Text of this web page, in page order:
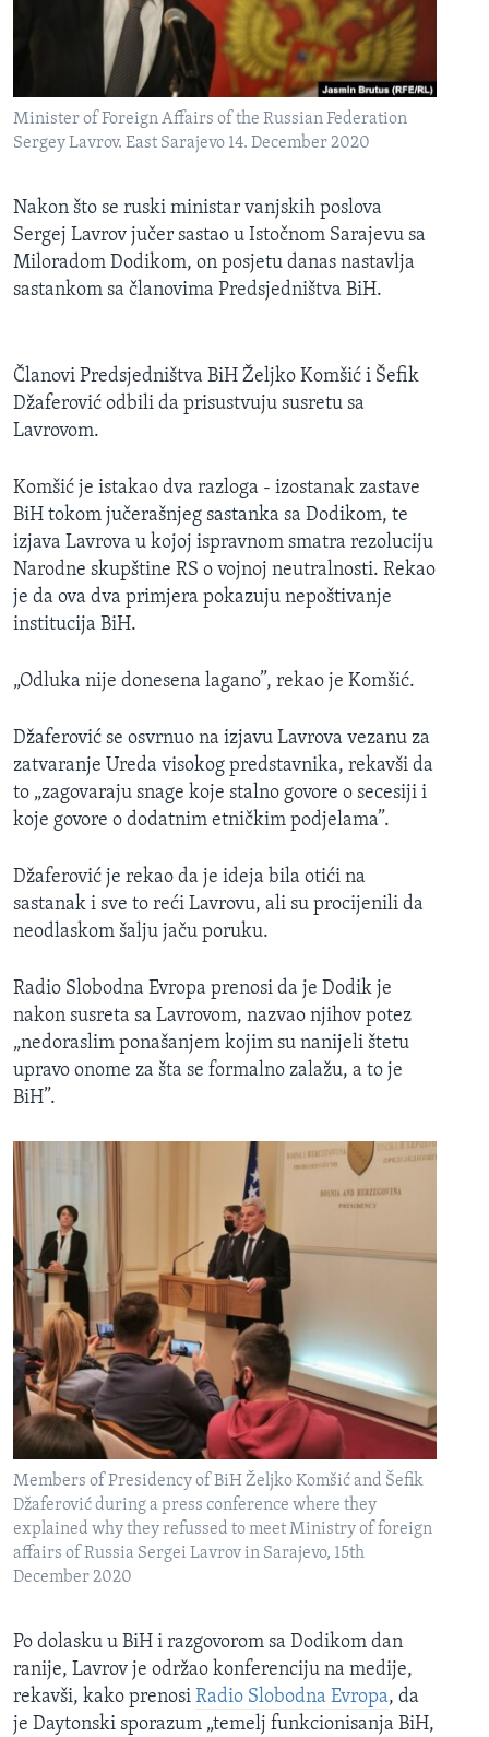
O GLASU AMERIKE
Learning English
Jezici
Minister of Foreign Affairs of the Russian Federation
Sergey Lavrov. East Sarajevo 14. December 2020
Nakon što se ruski ministar vanjskih poslova
Sergej Lavrov jučer sastao u Istočnom Sarajevu sa
Miloradom Dodikom, on posjetu danas nastavlja
sastankom sa članovima Predsjedništva BiH.
Članovi Predsjedništva BiH Željko Komšić i Šefik
Džaferović odbili da prisustvuju susretu sa
Lavrovom.
Komšić je istakao dva razloga - izostanak zastave
BiH tokom jučerašnjeg sastanka sa Dodikom, te
izjava Lavrova u kojoj ispravnom smatra rezoluciju
Narodne skupštine RS o vojnoj neutralnosti. Rekao
je da ova dva primjera pokazuju nepoštivanje
institucija BiH.
„Odluka nije donesena lagano”, rekao je Komšić.
Džaferović se osvrnuo na izjavu Lavrova vezanu za
zatvaranje Ureda visokog predstavnika, rekavši da
to „zagovaraju snage koje stalno govore o secesiji i
koje govore o dodatnim etničkim podjelama”.
Džaferović je rekao da je ideja bila otići na
sastanak i sve to reći Lavrovu, ali su procijenili da
neodlaskom šalju jaču poruku.
Radio Slobodna Evropa prenosi da je Dodik je
nakon susreta sa Lavrovom, nazvao njihov potez
„nedoraslim ponašanjem kojim su nanijeli štetu
upravo onome za šta se formalno zalažu, a to je
BiH”.
Members of Presidency of BiH Željko Komšić and Šefik
Džaferović during a press conference where they
explained why they refussed to meet Ministry of foreign
affairs of Russia Sergei Lavrov in Sarajevo, 15th
December 2020
Po dolasku u BiH i razgovorom sa Dodikom dan
ranije, Lavrov je održao konferenciju na medije,
rekavši, kako prenosi Radio Slobodna Evropa, da
je Daytonski sporazum „temelj funkcionisanja BiH,